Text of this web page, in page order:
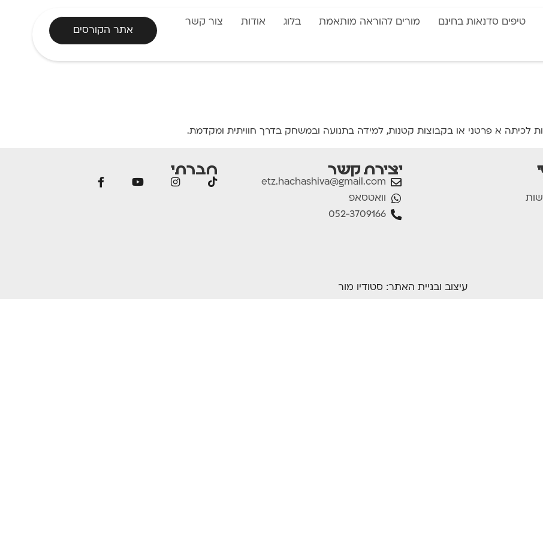
טיפים סדנאות בחינם מורים להוראה מותאמת בלוג אודות
צור קשר
אתר הקורסים
לכיתה א פרטני או בקבוצות קטנות, למידה בתנועה ובמשחק בדרך חוויתית ומקדמת.
יצירת קשר
etz.hachashiva@gmail.com
וואטסאפ
052-3709166
חברתי
עיצוב ובניית האתר: סטודיו מור